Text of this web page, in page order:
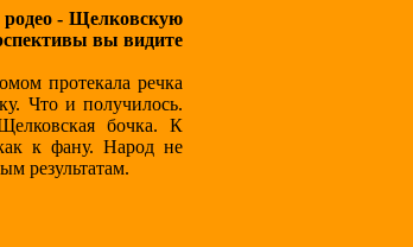
родео - Щелковскую
вы видите
протекала речка
Что и получилось.
бочка. К
к фану. Народ не
результатам.